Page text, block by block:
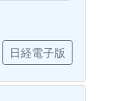
日経電子版